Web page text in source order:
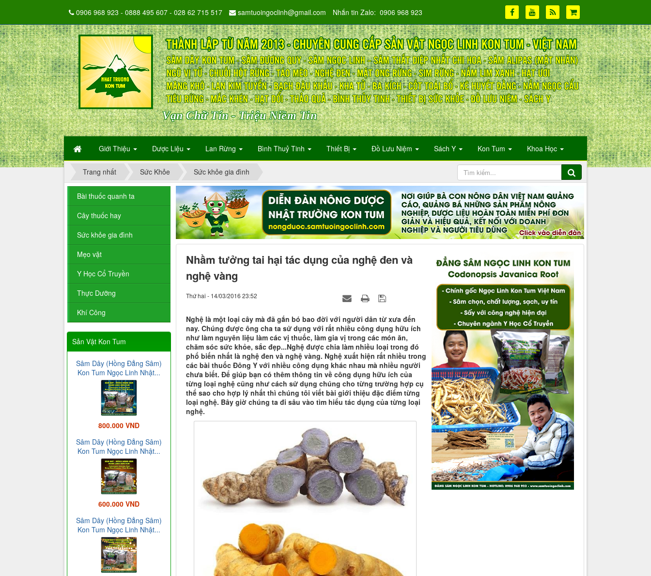
Vạn Chữ Tín - Triệu Niềm Tin
Giới Thiệu Dược Liệu Lan Rừng Bình Thuỷ Tinh Thiết Bị Đồ Lưu Niệm Sách Y Kon Tum Khoa Học
0906 968 923 - 0888 495 607 - 028 62 715 517 samtuoingoclinh@gmail.com Nhắn tin Zalo: 0906 968 923
Trang nhất Sức Khỏe Sức khỏe gia đình
Nhầm tưởng tai hại tác dụng của nghệ đen và
nghệ vàng
Thứ hai - 14/03/2016 23:52
Nghệ là một loại cây mà đã gắn bó bao đời với người dân từ xưa đến
nay. Chúng được ông cha ta sử dụng với rất nhiều công dụng hữu ích
như làm nguyên liệu làm các vị thuốc, làm gia vị trong các món ăn,
chăm sóc sức khỏe, sắc đẹp...Nghệ được chia làm nhiều loại trong đó
phổ biến nhất là nghệ đen và nghệ vàng. Nghệ xuất hiện rất nhiều trong
các bài thuốc Đông Y với nhiều công dụng khác nhau mà nhiều người
chưa biết. Để giúp bạn có thêm thông tin về công dụng hữu ích của
từng loại nghệ cũng như cách sử dụng chúng cho từng trường hợp cụ
thể sao cho hợp lý nhất thì chúng tôi viết bài giới thiệu đặc điểm từng
loại nghệ. Bây giờ chúng ta đi sâu vào tìm hiểu tác dụng của từng loại
nghệ.
Bài thuốc quanh ta
Cây thuốc hay
Sức khỏe gia đình
Mẹo vặt
Y Học Cổ Truyền
Thực Dưỡng
Khí Công
Sản Vật Kon Tum
Sâm Dây (Hồng Đẳng Sâm)
Kon Tum Ngọc Linh Nhật...
800.000 VND
Sâm Dây (Hồng Đẳng Sâm)
Kon Tum Ngọc Linh Nhật...
600.000 VND
Sâm Dây (Hồng Đẳng Sâm)
Kon Tum Ngọc Linh Nhật...